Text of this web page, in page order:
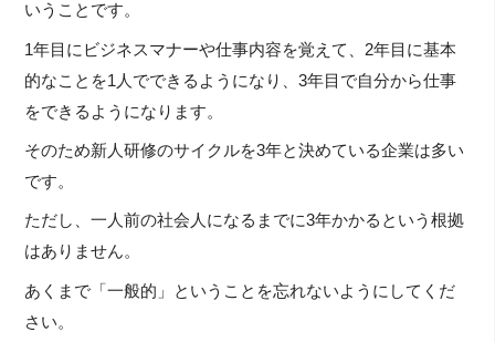
いうことです。
1年目にビジネスマナーや仕事内容を覚えて、2年目に基本
的なことを1人でできるようになり、3年目で自分から仕事
をできるようになります。
そのため新人研修のサイクルを3年と決めている企業は多い
です。
ただし、一人前の社会人になるまでに3年かかるという根拠
はありません。
あくまで「一般的」ということを忘れないようにしてくだ
さい。